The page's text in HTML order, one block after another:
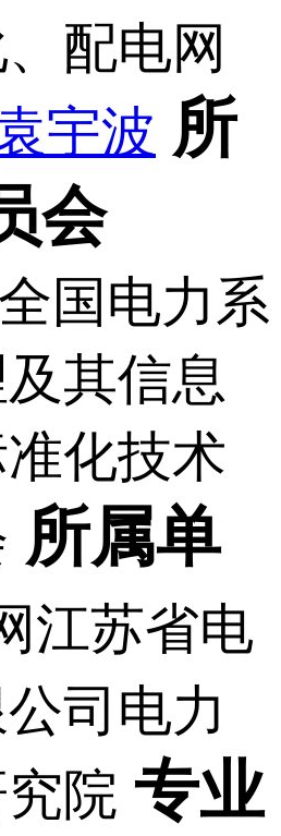
配电网
宇波 所
会
国电力系
其信息
化技术
所属单
江苏省电
司电力
院 专业